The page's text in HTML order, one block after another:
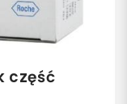
część